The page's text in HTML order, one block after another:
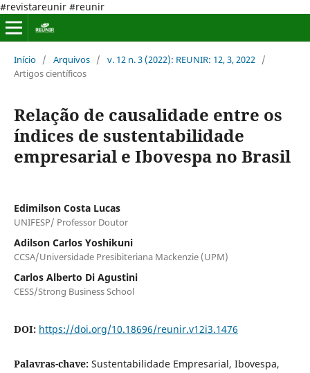
#revistareunir #reunir
Início / Arquivos / v. 12 n. 3 (2022): REUNIR: 12, 3, 2022 /
Artigos científicos
Relação de causalidade entre os
índices de sustentabilidade
empresarial e Ibovespa no Brasil
Edimilson Costa Lucas
UNIFESP/ Professor Doutor
Adilson Carlos Yoshikuni
CCSA/Universidade Presibiteriana Mackenzie (UPM)
Carlos Alberto Di Agustini
CESS/Strong Business School
DOI: https://doi.org/10.18696/reunir.v12i3.1476
Palavras-chave: Sustentabilidade Empresarial, Ibovespa,